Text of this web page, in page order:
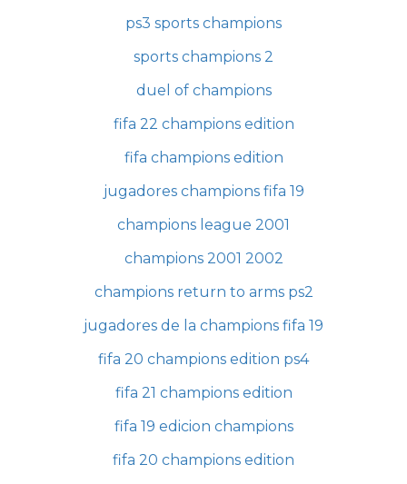
ps3 sports champions
sports champions 2
duel of champions
fifa 22 champions edition
fifa champions edition
jugadores champions fifa 19
champions league 2001
champions 2001 2002
champions return to arms ps2
jugadores de la champions fifa 19
fifa 20 champions edition ps4
fifa 21 champions edition
fifa 19 edicion champions
fifa 20 champions edition